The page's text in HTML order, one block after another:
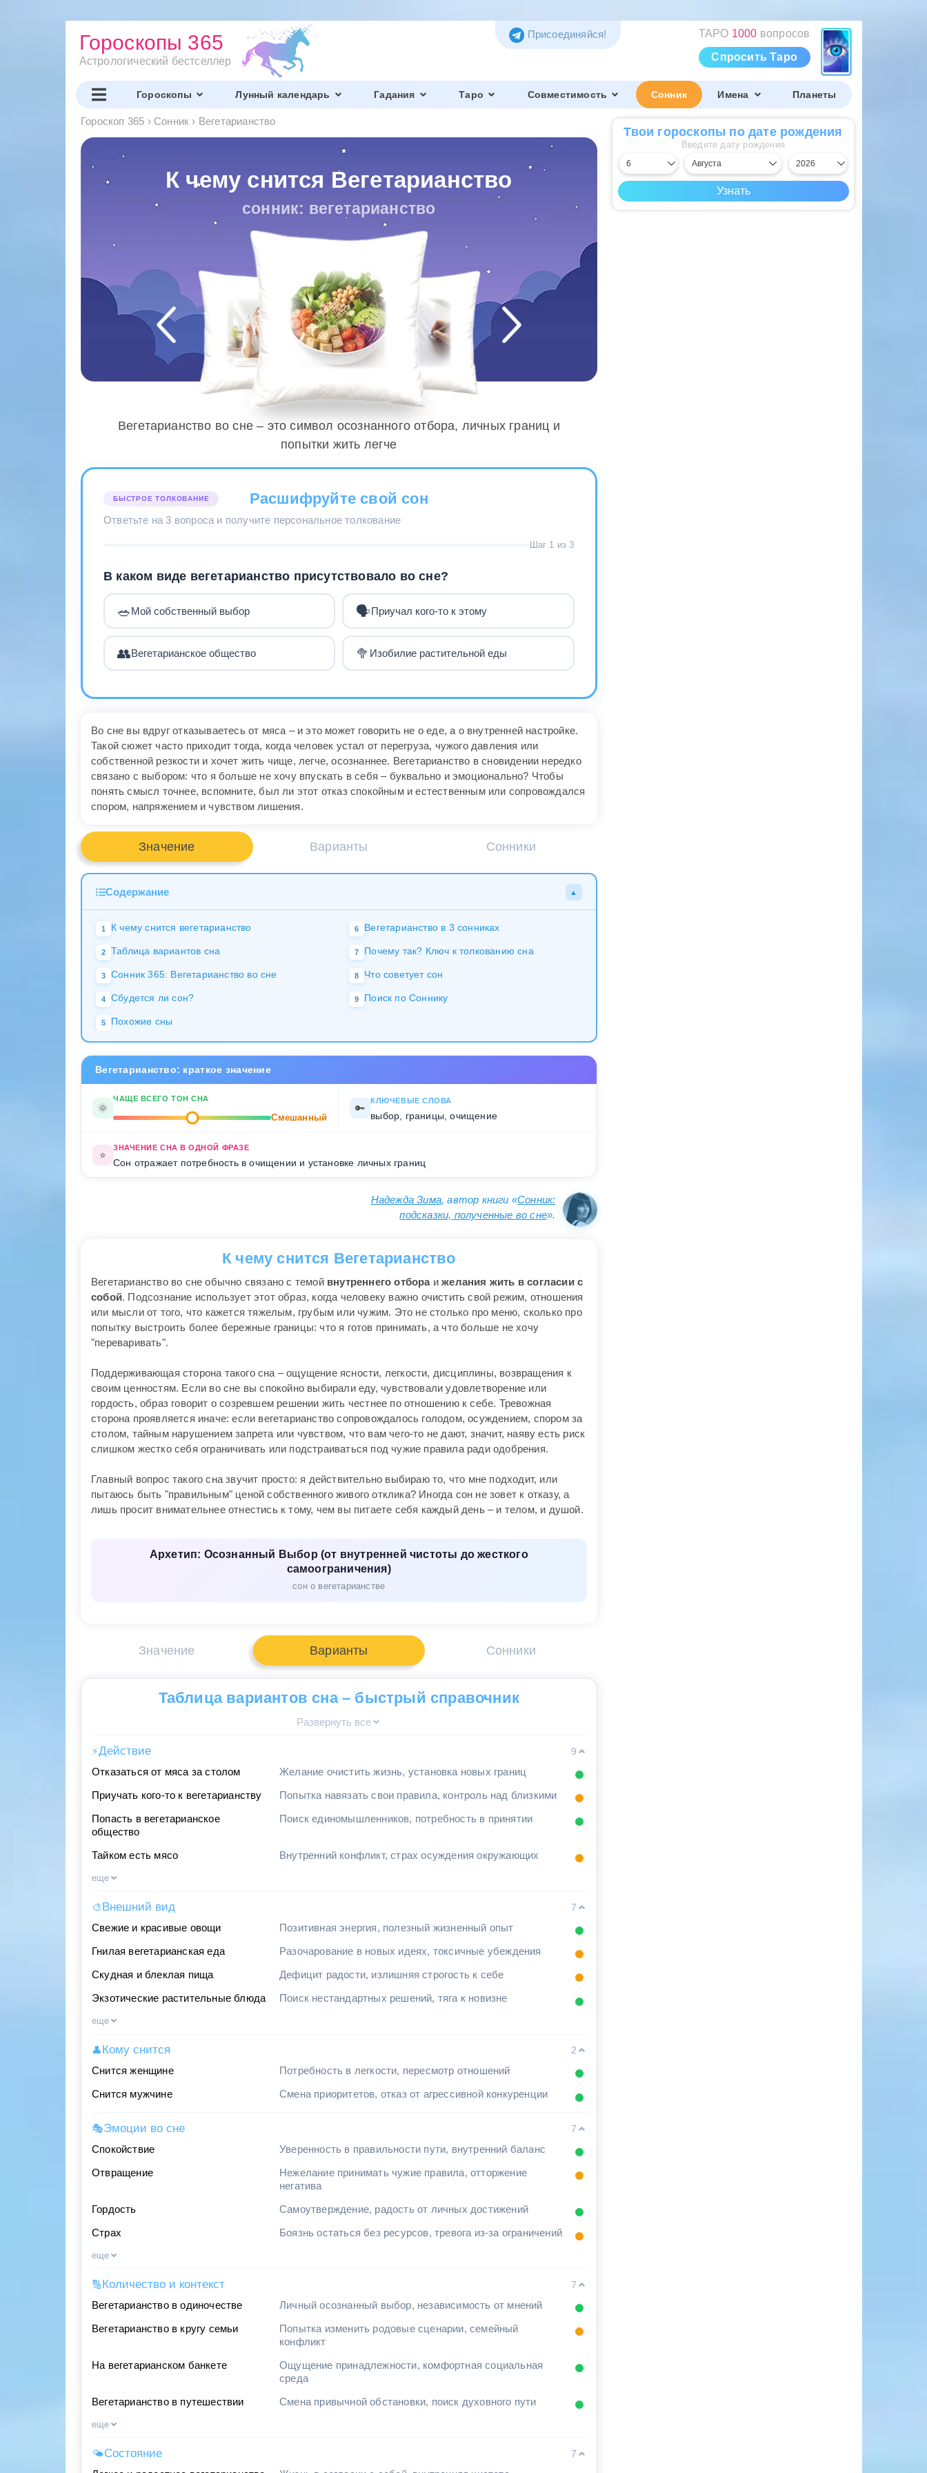
Гороскопы 365
Астрологический бестселлер
ТАРО 1000 вопросов
Спросить Таро
Присоединяйся!
Гороскопы Лунный календарь Гадания Таро Совместимость Сонник Имена Планеты
Гороскоп 365 › Сонник › Вегетарианство
К чему снится Вегетарианство
сонник: вегетарианство
Вегетарианство во сне – это символ осознанного отбора, личных границ и
попытки жить легче
БЫСТРОЕ ТОЛКОВАНИЕ Расшифруйте свой сон
Ответьте на 3 вопроса и получите персональное толкование
Шаг 1 из 3
В каком виде вегетарианство присутствовало во сне?
🥗Мой собственный выбор 🗣️Приучал кого-то к этому
👥Вегетарианское общество 🥦 Изобилие растительной еды
Во сне вы вдруг отказываетесь от мяса – и это может говорить не о еде, а о внутренней настройке.
Такой сюжет часто приходит тогда, когда человек устал от перегруза, чужого давления или
собственной резкости и хочет жить чище, легче, осознаннее. Вегетарианство в сновидении нередко
связано с выбором: что я больше не хочу впускать в себя – буквально и эмоционально? Чтобы
понять смысл точнее, вспомните, был ли этот отказ спокойным и естественным или сопровождался
спором, напряжением и чувством лишения.
Значение Варианты Сонники
Содержание ▲
1 К чему снится вегетарианство
2 Таблица вариантов сна
3 Сонник 365: Вегетарианство во сне
4 Сбудется ли сон?
5 Похожие сны
6 Вегетарианство в 3 сонниках
7 Почему так? Ключ к толкованию сна
8 Что советует сон
9 Поиск по Соннику
Вегетарианство: краткое значение
🌞
ЧАЩЕ ВСЕГО ТОН СНА
Смешанный
🔑
КЛЮЧЕВЫЕ СЛОВА
выбор, границы, очищение
⭐
ЗНАЧЕНИЕ СНА В ОДНОЙ ФРАЗЕ
Сон отражает потребность в очищении и установке личных границ
Надежда Зима, автор книги «Сонник:
подсказки, полученные во сне».
К чему снится Вегетарианство
Вегетарианство во сне обычно связано с темой внутреннего отбораижелания жить в согласии с
собой. Подсознание использует этот образ, когда человеку важно очистить свой режим, отношения
или мысли от того, что кажется тяжелым, грубым или чужим. Это не столько про меню, сколько про
попытку выстроить более бережные границы: что я готов принимать, а что больше не хочу
"переваривать".
Поддерживающая сторона такого сна – ощущение ясности, легкости, дисциплины, возвращения к
своим ценностям. Если во сне вы спокойно выбирали еду, чувствовали удовлетворение или
гордость, образ говорит о созревшем решении жить честнее по отношению к себе. Тревожная
сторона проявляется иначе: если вегетарианство сопровождалось голодом, осуждением, спором за
столом, тайным нарушением запрета или чувством, что вам чего-то не дают, значит, наяву есть риск
слишком жестко себя ограничивать или подстраиваться под чужие правила ради одобрения.
Главный вопрос такого сна звучит просто: я действительно выбираю то, что мне подходит, или
пытаюсь быть "правильным" ценой собственного живого отклика? Иногда сон не зовет к отказу, а
лишь просит внимательнее отнестись к тому, чем вы питаете себя каждый день – и телом, и душой.
Архетип: Осознанный Выбор (от внутренней чистоты до жесткого
самоограничения)
сон о вегетарианстве
Значение Варианты Сонники
Таблица вариантов сна – быстрый справочник
Развернуть все
⚡Действие
9
Отказаться от мяса за столом
Желание очистить жизнь, установка новых границ
Приучать кого-то к вегетарианству Попытка навязать свои правила, контроль над близкими
Попасть в вегетарианское
общество
Поиск единомышленников, потребность в принятии
Тайком есть мясо Внутренний конфликт, страх осуждения окружающих
еще
🎨Внешний вид
7
Свежие и красивые овощи
Позитивная энергия, полезный жизненный опыт
Гнилая вегетарианская еда Разочарование в новых идеях, токсичные убеждения
Скудная и блеклая пища Дефицит радости, излишняя строгость к себе
Экзотические растительные блюда Поиск нестандартных решений, тяга к новизне
еще
👤 Кому снится
2
Снится женщине
Потребность в легкости, пересмотр отношений
Снится мужчине Смена приоритетов, отказ от агрессивной конкуренции
🎭Эмоции во сне
7
Спокойствие
Уверенность в правильности пути, внутренний баланс
Отвращение
Нежелание принимать чужие правила, отторжение
негатива
Гордость Самоутверждение, радость от личных достижений
Страх Боязнь остаться без ресурсов, тревога из-за ограничений
еще
🔢Количество и контекст
7
Вегетарианство в одиночестве
Личный осознанный выбор, независимость от мнений
Вегетарианство в кругу семьи
Попытка изменить родовые сценарии, семейный
конфликт
На вегетарианском банкете
Ощущение принадлежности, комфортная социальная
среда
Вегетарианство в путешествии Смена привычной обстановки, поиск духовного пути
еще
🌤Состояние
7
Твои гороскопы по дате рождения
Введите дату рождения